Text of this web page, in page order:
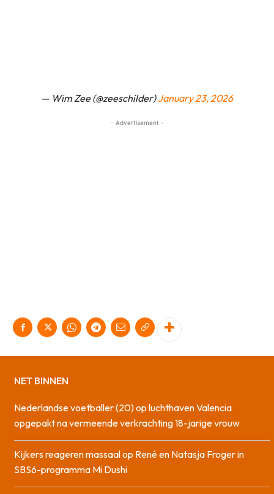
— Wim Zee (@zeeschilder)January 23, 2026
- Advertisement -
NET BINNEN
Nederlandse voetballer (20) op luchthaven Valencia
opgepakt na vermeende verkrachting 18-jarige vrouw
Kijkers reageren massaal op René en Natasja Froger in
SBS6-programma Mi Dushi